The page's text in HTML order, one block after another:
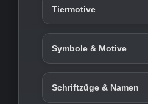
Tiermotive
Symbole & Motive
Schriftzüge & Namen